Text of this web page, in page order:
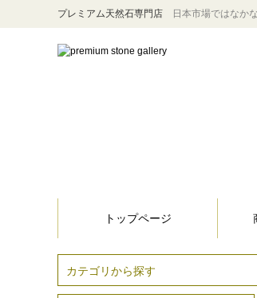
プレミアム天然石専門店 日本市場ではなか
トップページ